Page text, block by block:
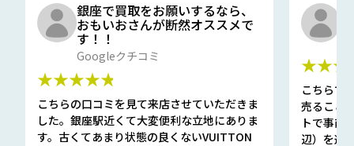
銀座で買取をお願いするなら、
おもいおさんが断然オススメで
す！！
Googleクチコミ
★★★★★
こちらの口コミを見て来店させていただきま
した。銀座駅近くて大変便利な立地にありま
す。古くてあまり状態の良くないVUITTON
こちらで
売ること
トで事前
辺）を選